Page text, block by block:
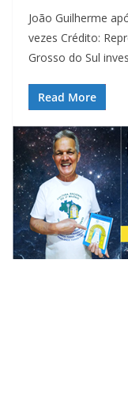
João Guilherme
vezes Crédito:
Grosso do Sul
Read More